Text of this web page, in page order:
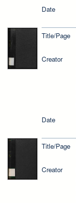
Date
Title/Page
Creator
Date
Title/Page
Creator